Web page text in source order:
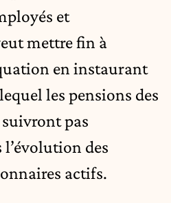
et
mettre fin à
en instaurant
les pensions des
pas
des
actifs.